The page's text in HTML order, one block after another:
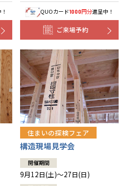
QUOカード1000円分進呈中！
ご来場予約
住まいの探検フェア
構造現場見学会
開催期間
9月12日(土)～27日(日)